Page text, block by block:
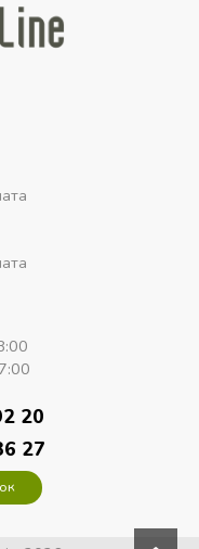
20
27